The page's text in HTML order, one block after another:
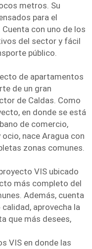
metros. Su
para el
con uno de los
del sector y fácil
público.
de apartamentos
de un gran
de Caldas. Como
en donde se está
de comercio,
nace Aragua con
zonas comunes.
VIS ubicado
más completo del
Además, cuenta
aprovecha la
que más desees,
VIS en donde las